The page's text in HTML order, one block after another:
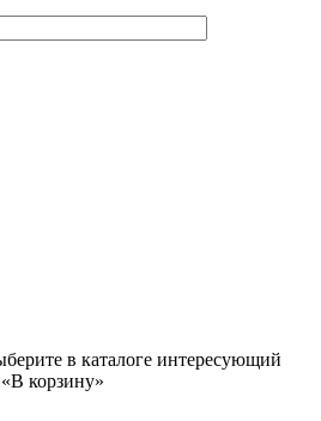
в каталоге интересующий
корзину»